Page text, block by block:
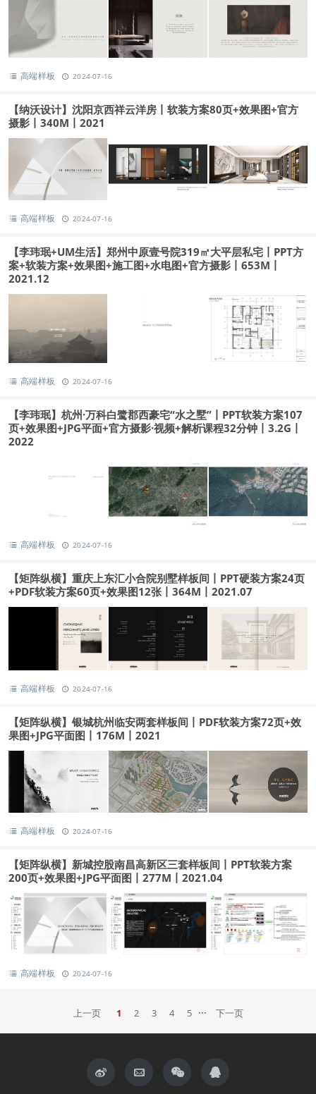
高端样板 2024-07-16
【纳沃设计】沈阳京西祥云洋房丨软装方案80页+效果图+官方
摄影丨340M丨2021
高端样板 2024-07-16
【李玮珉+UM生活】郑州中原壹号院319㎡大平层私宅丨PPT方
案+软装方案+效果图+施工图+水电图+官方摄影丨653M丨
2021.12
高端样板 2024-07-16
【李玮珉】杭州·万科白鹭郡西豪宅“水之墅”丨PPT软装方案107
页+效果图+JPG平面+官方摄影·视频+解析课程32分钟丨3.2G丨
2022
高端样板 2024-07-16
【矩阵纵横】重庆上东汇小合院别墅样板间丨PPT硬装方案24页
+PDF软装方案60页+效果图12张丨364M丨2021.07
高端样板 2024-07-16
【矩阵纵横】银城杭州临安两套样板间丨PDF软装方案72页+效
果图+JPG平面图丨176M丨2021
高端样板 2024-07-16
【矩阵纵横】新城控股南昌高新区三套样板间丨PPT软装方案
200页+效果图+JPG平面图丨277M丨2021.04
高端样板 2024-07-16
上一页 1 2 3 4 5 ··· 下一页